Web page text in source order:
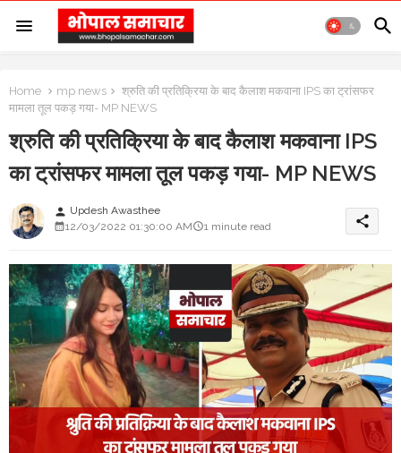
Home mp news
श्रुति की प्रतिक्रिया के बाद कैलाश मकवाना IPS का ट्रांसफर
मामला तूल पकड़ गया- MP NEWS
श्रुति की प्रतिक्रिया के बाद कैलाश मकवाना IPS
का ट्रांसफर मामला तूल पकड़ गया- MP NEWS
person Updesh Awasthee
12/03/2022 01:30:00 AM
1 minute read share